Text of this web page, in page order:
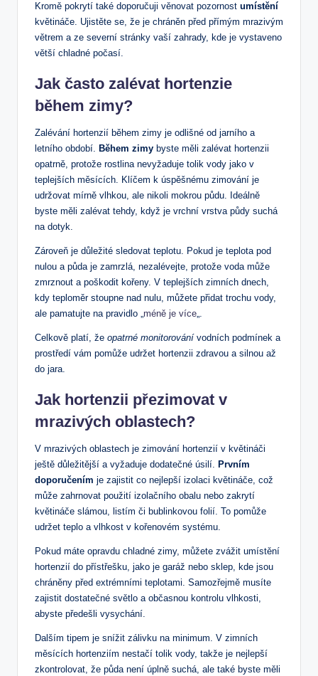
Kromě pokrytí ⁣také doporučuji věnovat pozornost umístění
květináče. Ujistěte se,⁢ že je chráněn před přímým mrazivým
větrem ⁣a ze severní ​stránky vaší ‍zahrady, kde ‌je ‍vystaveno
větší chladné počasí.
Jak⁣ často zalévat hortenzie
během zimy?
Zalévání hortenzií ⁤během​ zimy ⁤je odlišné od jarního a ​
letního​ období. Během zimy byste​ měli zalévat ‌hortenzii
opatrně, protože ⁢rostlina ‍nevyžaduje tolik⁢ vody jako v
‍teplejších měsících. Klíčem⁢ k ‌úspěšnému zimování je
udržovat mírně vlhkou, ale ​nikoli mokrou půdu. Ideálně
byste měli zalévat tehdy, když je vrchní vrstva půdy suchá
na dotyk.
Zároveň je důležité sledovat teplotu. Pokud je teplota pod
nulou a půda je ⁢zamrzlá, nezalévejte, protože⁤ voda může
zmrznout a poškodit kořeny. V ⁤teplejších zimních dnech,
kdy teploměr stoupne‍ nad nulu, můžete‍ přidat trochu vody,
ale pamatujte na pravidlo „méně je více„.
Celkově platí, že opatrné monitorovánívodních podmínek ⁣a
prostředí vám pomůže udržet hortenzii zdravou ⁢a ⁤silnou až
do jara.
Jak hortenzii přezimovat v
mrazivých oblastech?
V⁤ mrazivých ‌oblastech je zimování ⁤hortenzií v květináči
ještě​ důležitější a vyžaduje ‍dodatečné úsilí. Prvním
doporučením je zajistit​ co⁢ nejlepší izolaci⁢ květináče, což
může zahrnovat ‌použití izolačního obalu nebo zakrytí
květináče slámou, listím​ či bublinkovou folií.​ To pomůže
udržet ​teplo ⁤a vlhkost v⁤ kořenovém systému.
Pokud máte ‍opravdu chladné zimy, ​můžete zvážit umístění
hortenzií do přístřešku, jako je garáž⁤ nebo sklep, kde jsou ​
chráněny před‍ extrémními teplotami. Samozřejmě⁢ musíte
zajistit dostatečné světlo a občasnou kontrolu vlhkosti,
abyste předešli vysychání. ⁣
Dalším⁢ tipem je⁣ snížit zálivku na minimum. V ⁤zimních
měsících hortenziím nestačí⁣ tolik vody, ⁤takže‌ je ‌nejlepší
zkontrolovat, že půda není​ úplně suchá, ale také byste ⁢měli